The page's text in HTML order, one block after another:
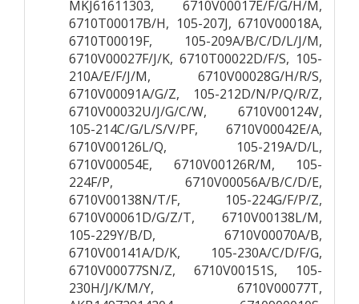
MKJ61611303, 6710V00017E/F/G/H/M,
6710T00017B/H, 105-207J, 6710V00018A,
6710T00019F, 105-209A/B/C/D/L/J/M,
6710V00027F/J/K, 6710T00022D/F/S, 105-
210A/E/F/J/M, 6710V00028G/H/R/S,
6710V00091A/G/Z, 105-212D/N/P/Q/R/Z,
6710V00032U/J/G/C/W, 6710V00124V,
105-214C/G/L/S/V/PF, 6710V00042E/A,
6710V00126L/Q, 105-219A/D/L,
6710V00054E, 6710V00126R/M, 105-
224F/P, 6710V00056A/B/C/D/E,
6710V00138N/T/F, 105-224G/F/P/Z,
6710V00061D/G/Z/T, 6710V00138L/M,
105-229Y/B/D, 6710V00070A/B,
6710V00141A/D/K, 105-230A/C/D/F/G,
6710V00077SN/Z, 6710V00151S, 105-
230H/J/K/M/Y, 6710V00077T,